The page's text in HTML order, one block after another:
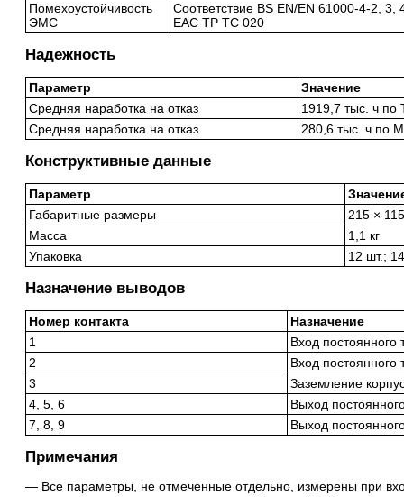
Помехоустойчивость
ЭМС
Соответствие BS EN/EN 61000-4-2,
EAC TP TC 020
Надежность
Параметр
Значение
Средняя наработка на отказ
1919,7 тыс. ч по
Средняя наработка на отказ
280,6 тыс. ч по
Конструктивные данные
Параметр
Габаритные размеры
215 ×
Масса
1,1 кг
Упаковка
12 шт.;
Назначение выводов
Номер контакта
Назначение
1
Вход постоянного
2
Вход постоянного
3
Заземление
4, 5, 6
Выход
7, 8, 9
Выход
Примечания
Все параметры, не отмеченные отдельно, измерены при